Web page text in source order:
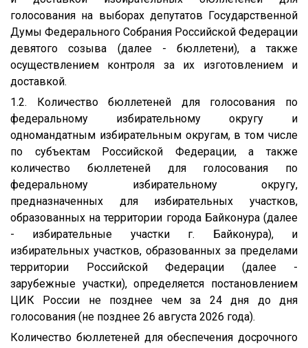
голосования на выборах депутатов Государственной
Думы Федерального Собрания Российской Федерации
девятого созыва (далее - бюллетени), а также
осуществлением контроля за их изготовлением и
доставкой.
1.2. Количество бюллетеней для голосования по
федеральному избирательному округу и
одномандатным избирательным округам, в том числе
по субъектам Российской Федерации, а также
количество бюллетеней для голосования по
федеральному избирательному округу,
предназначенных для избирательных участков,
образованных на территории города Байконура (далее
- избирательные участки г. Байконура), и
избирательных участков, образованных за пределами
территории Российской Федерации (далее -
зарубежные участки), определяется постановлением
ЦИК России не позднее чем за 24 дня до дня
голосования (не позднее 26 августа 2026 года).
Количество бюллетеней для обеспечения досрочного